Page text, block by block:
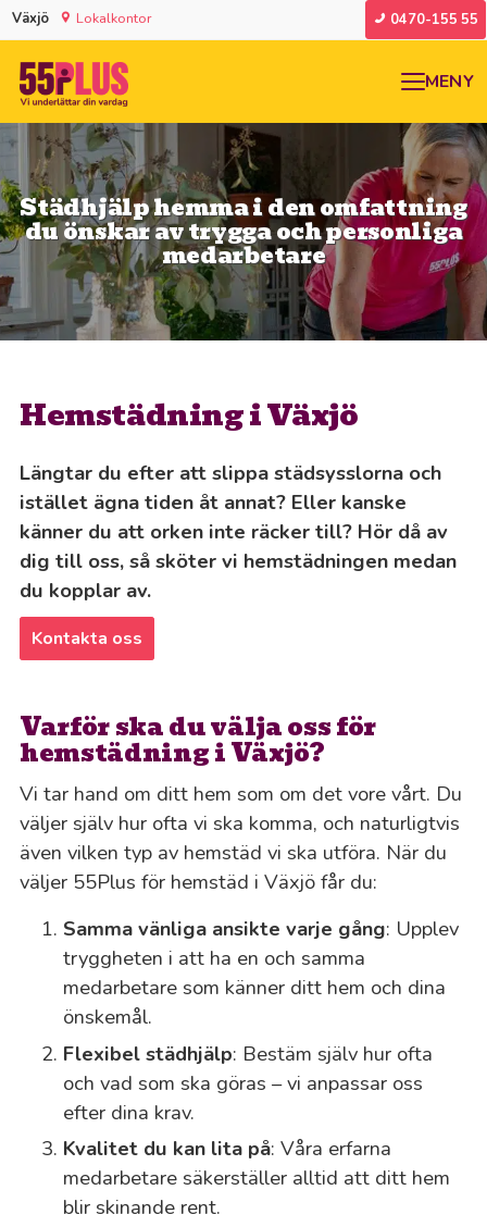
Växjö Lokalkontor 0470-155 55
MENY
Städhjälp hemma i den omfattning
du önskar av trygga och personliga
medarbetare
Hemstädning i Växjö
Längtar du efter att slippa städsysslorna och
istället ägna tiden åt annat? Eller kanske
känner du att orken inte räcker till? Hör då av
dig till oss, så sköter vi hemstädningen medan
du kopplar av.
Kontakta oss
Varför ska du välja oss för
hemstädning i Växjö?
Vi tar hand om ditt hem som om det vore vårt. Du
väljer själv hur ofta vi ska komma, och naturligtvis
även vilken typ av hemstäd vi ska utföra. När du
väljer 55Plus för hemstäd i Växjö får du:
Samma vänliga ansikte varje gång: Upplev
tryggheten i att ha en och samma
medarbetare som känner ditt hem och dina
önskemål.
Flexibel städhjälp: Bestäm själv hur ofta
och vad som ska göras – vi anpassar oss
efter dina krav.
Kvalitet du kan lita på: Våra erfarna
medarbetare säkerställer alltid att ditt hem
blir skinande rent.